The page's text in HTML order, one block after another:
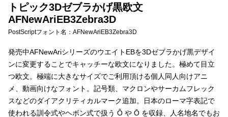
カート
お気に入り
ご利用ガイド
宋朝体
教科書体
草書体 勘亭流
江戸文字 デザイン毛筆
すべてを表示
トピック3Dゼブラかげ黒欧文
AFNewAriEB3Zebra3D
PostScriptフォント名： AFNewAriEB3Zebra3D
発売中AFNewAriシリーズのウエイトEBを3Dゼブラかげ黒デザイ
ンに変更することでキャッチーな欧文になりました。極めて目立
つ欧文。極端に大きなサイズでご利用頂ける個人同人向けアニ
メ、動画向けなフォント。記号類、マクロンやサーカムフレック
スなどのダイアクリティカルマーク追加。日本のローマ字表記で
使われる訓令式やヘボン式で扱う Ô や Ō を収録、人名地名でもお